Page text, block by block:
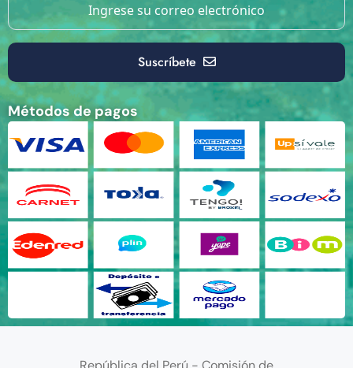
Suscríbete
Métodos de pagos